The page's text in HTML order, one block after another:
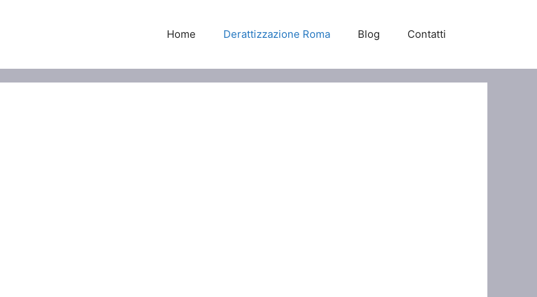
Home Derattizzazione Roma Blog Contatti